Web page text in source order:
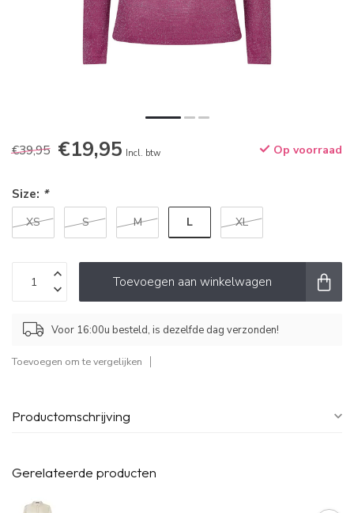
€39,95 €19,95 Incl. btw Op voorraad
Size: *
XS S M L XL
Toevoegen aan winkelwagen
Voor 16:00u besteld, is dezelfde dag verzonden!
Toevoegen om te vergelijken
Productomschrijving
Gerelateerde producten